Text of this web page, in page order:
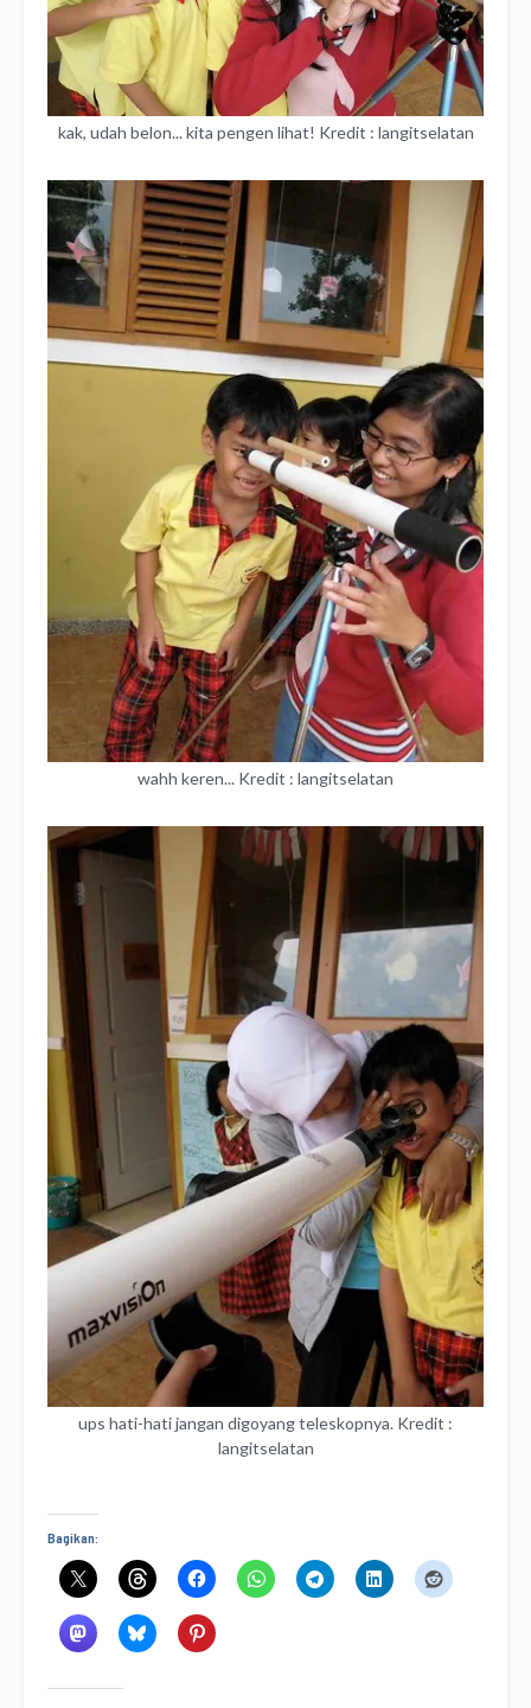
kak, udah belon... kita pengen lihat! Kredit : langitselatan
wahh keren... Kredit : langitselatan
ups hati-hati jangan digoyang teleskopnya. Kredit :
langitselatan
Bagikan: